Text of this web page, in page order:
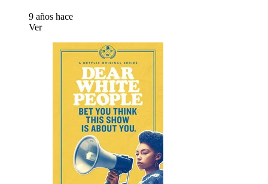
9 años hace
Ver